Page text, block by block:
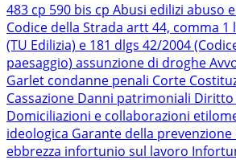
483 cp 590 bis cp Abusi edilizi abuso
Codice della Strada artt 44, comma 1
(TU Edilizia) e 181 dlgs 42/2004
paesaggio) assunzione di droghe
Garlet condanne penali Corte
Cassazione Danni patrimoniali Diritto
Domiciliazioni e collaborazioni
ideologica Garante della prevenzione
ebbrezza infortunio sul lavoro